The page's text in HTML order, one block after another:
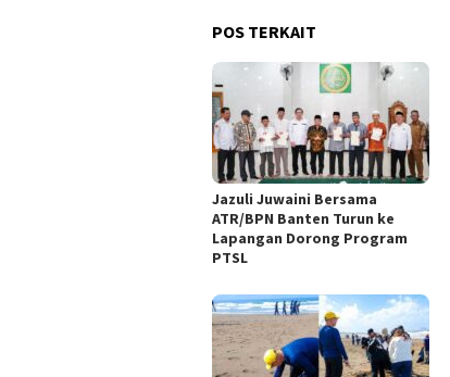
POS TERKAIT
Jazuli Juwaini Bersama
ATR/BPN Banten Turun ke
Lapangan Dorong Program
PTSL